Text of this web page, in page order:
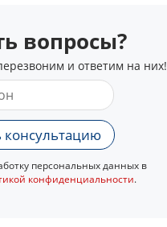
вопросы?
и ответим на них!
консультацию
персональных данных в
конфиденциальности.